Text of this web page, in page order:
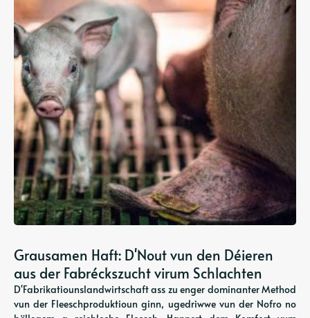
Grausamen Haft: D'Nout vun den Déieren
aus der Fabréckszucht virum Schlachten
D'Fabrikatiounslandwirtschaft ass zu enger dominanter Method
vun der Fleeschproduktioun ginn, ugedriwwe vun der Nofro no